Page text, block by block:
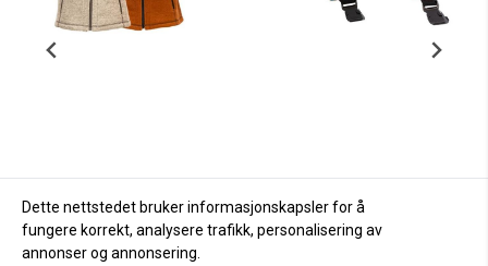
Dette nettstedet bruker informasjonskapsler for å
fungere korrekt, analysere trafikk, personalisering av
annonser og annonsering.